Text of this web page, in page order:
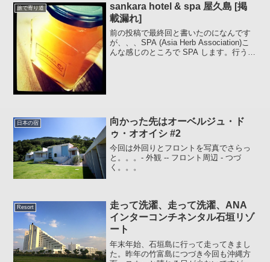
旅で寄り道
sankara hotel & spa 屋久島 [掲
載漏れ]
前の投稿で最終回と書いたのになんです
が、、、SPA (Asia Herb Association)こ
んな感じのところで SPA します。行うと
日本の宿
向かった先はオーベルジュ・ド
ゥ・オオイシ #2
今回は外回りとフロントを写真でさらっ
と。。。- 外観 -- フロント周辺 - つづ
く。。。
Resort
走って洗濯、走って洗濯、ANA
インターコンチネンタル石垣リゾ
ート
年末年始、石垣島に行って走ってきまし
た。昨年の竹富島につづき今回も沖縄方